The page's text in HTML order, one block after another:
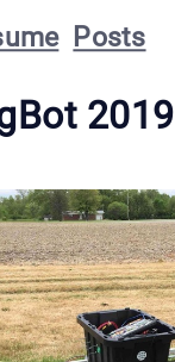
Posts
2019